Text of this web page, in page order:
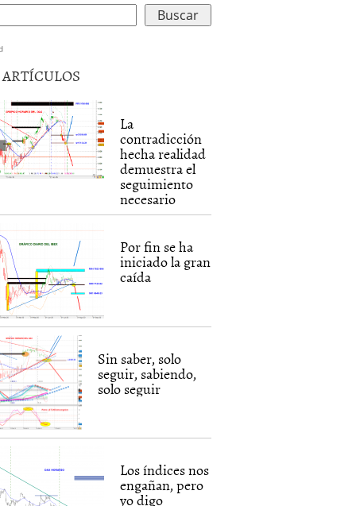
ARTÍCULOS
La
contradicción
hecha realidad
demuestra el
seguimiento
necesario
Por fin se ha
iniciado la gran
caída
Sin saber, solo
seguir, sabiendo,
solo seguir
Los índices nos
engañan, pero
yo digo